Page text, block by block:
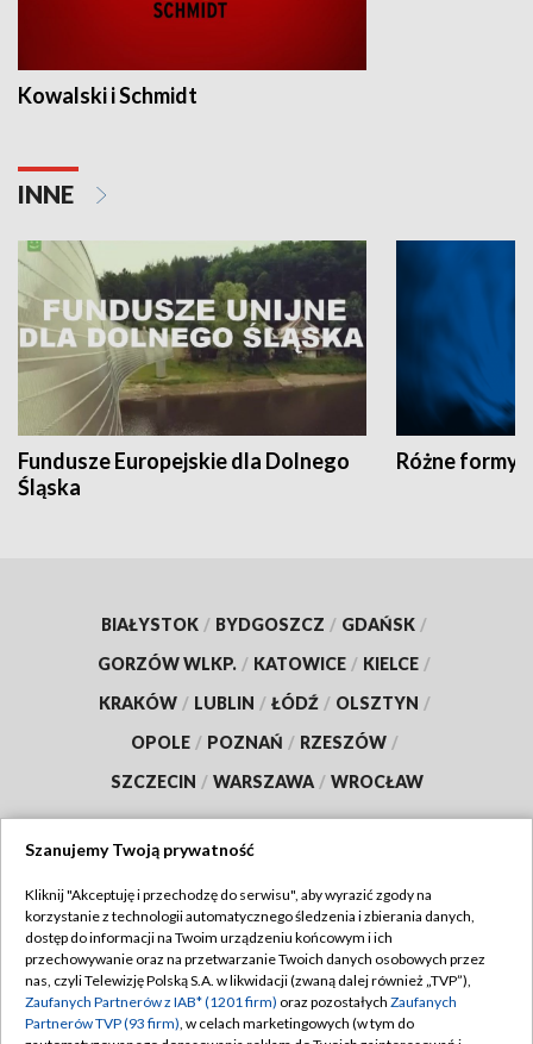
Kowalski i Schmidt
INNE
Fundusze Europejskie dla Dolnego
Śląska
Różne formy
BIAŁYSTOK / BYDGOSZCZ / GDAŃSK /
GORZÓW WLKP. / KATOWICE / KIELCE /
KRAKÓW / LUBLIN / ŁÓDŹ / OLSZTYN /
OPOLE / POZNAŃ / RZESZÓW /
SZCZECIN / WARSZAWA / WROCŁAW
Dołącz do nas:
TVP
Abonament TVP
Emisja w TVP
Regulamin TVP
Polityka prywatności
Szanujemy Twoją prywatność
Kliknij "Akceptuję i przechodzę do serwisu", aby wyrazić zgody na
korzystanie z technologii automatycznego śledzenia i zbierania danych,
dostęp do informacji na Twoim urządzeniu końcowym i ich
przechowywanie oraz na przetwarzanie Twoich danych osobowych przez
nas, czyli Telewizję Polską S.A. w likwidacji (zwaną dalej również „TVP”),
Zaufanych Partnerów z IAB* (1201 firm) oraz pozostałych Zaufanych
Partnerów TVP (93 firm), w celach marketingowych (w tym do